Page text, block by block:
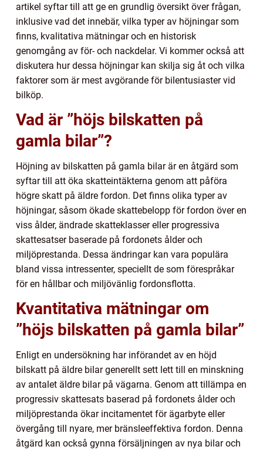
artikel syftar till att ge en grundlig översikt över frågan,
inklusive vad det innebär, vilka typer av höjningar som
finns, kvalitativa mätningar och en historisk
genomgång av för- och nackdelar. Vi kommer också att
diskutera hur dessa höjningar kan skilja sig åt och vilka
faktorer som är mest avgörande för bilentusiaster vid
bilköp.
Vad är ”höjs bilskatten på
gamla bilar”?
Höjning av bilskatten på gamla bilar är en åtgärd som
syftar till att öka skatteintäkterna genom att påföra
högre skatt på äldre fordon. Det finns olika typer av
höjningar, såsom ökade skattebelopp för fordon över en
viss ålder, ändrade skatteklasser eller progressiva
skattesatser baserade på fordonets ålder och
miljöprestanda. Dessa ändringar kan vara populära
bland vissa intressenter, speciellt de som förespråkar
för en hållbar och miljövänlig fordonsflotta.
Kvantitativa mätningar om
”höjs bilskatten på gamla bilar”
Enligt en undersökning har införandet av en höjd
bilskatt på äldre bilar generellt sett lett till en minskning
av antalet äldre bilar på vägarna. Genom att tillämpa en
progressiv skattesats baserad på fordonets ålder och
miljöprestanda ökar incitamentet för ägarbyte eller
övergång till nyare, mer bränsleeffektiva fordon. Denna
åtgärd kan också gynna försäljningen av nya bilar och